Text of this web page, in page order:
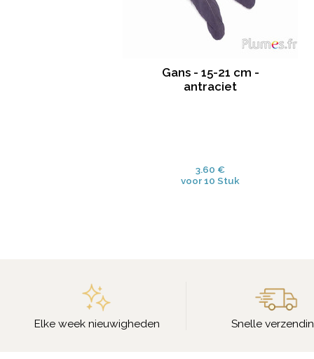
Gans - 15-21 cm -
antraciet
3.60 €
voor 10 Stuk
Elke week nieuwigheden Snelle